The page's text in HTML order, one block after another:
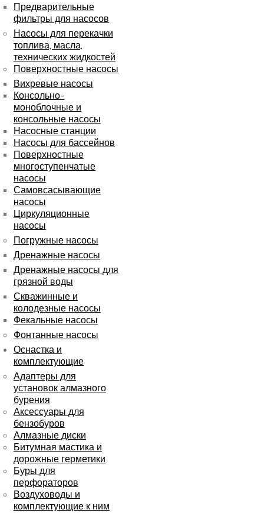
Предварительные
фильтры для насосов
Насосы для перекачки
топлива, масла,
технических жидкостей
Поверхностные насосы
Вихревые насосы
Консольно-
моноблочные и
консольные насосы
Насосные станции
Насосы для бассейнов
Поверхностные
многоступенчатые
насосы
Самовсасывающие
насосы
Циркуляционные
насосы
Погружные насосы
Дренажные насосы
Дренажные насосы для
грязной воды
Скважинные и
колодезные насосы
Фекальные насосы
Фонтанные насосы
Оснастка и
комплектующие
Адаптеры для
установок алмазного
бурения
Аксессуары для
бензобуров
Алмазные диски
Битумная мастика и
дорожные герметики
Буры для
перфораторов
Воздуховоды и
комплектующие к ним